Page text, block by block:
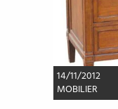
14/11/2012
MOBILIER